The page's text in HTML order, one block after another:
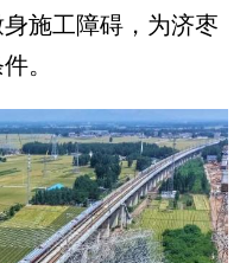
施工障碍，为济枣
。